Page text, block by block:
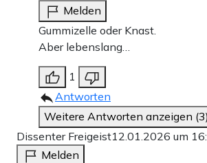
Melden
Gummizelle oder Knast.
Aber lebenslang…
1
Antworten
Weitere Antworten anzeigen (3)
Dissenter Freigeist12.01.2026 um
Melden